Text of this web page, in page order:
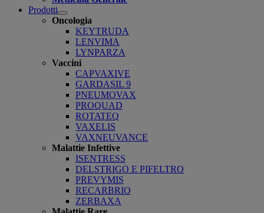
Prodotti
Open
submenu
Oncologia
KEYTRUDA
LENVIMA
LYNPARZA
Vaccini
CAPVAXIVE
GARDASIL 9
PNEUMOVAX
PROQUAD
ROTATEQ
VAXELIS
VAXNEUVANCE
Malattie Infettive
ISENTRESS
DELSTRIGO E PIFELTRO
PREVYMIS
RECARBRIO
ZERBAXA